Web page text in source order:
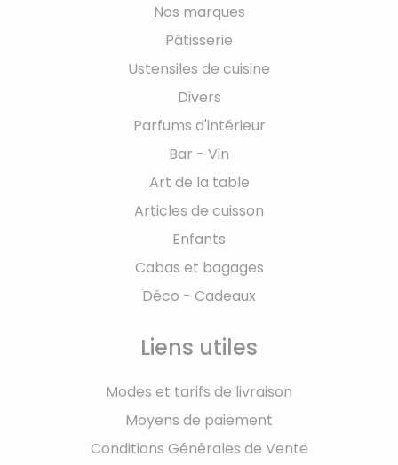
Nos marques
Pâtisserie
Ustensiles de cuisine
Divers
Parfums d'intérieur
Bar - Vin
Art de la table
Articles de cuisson
Enfants
Cabas et bagages
Déco - Cadeaux
Liens utiles
Modes et tarifs de livraison
Moyens de paiement
Conditions Générales de Vente